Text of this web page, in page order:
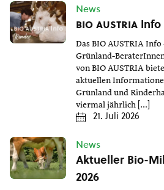
News
bio austria Info
Das BIO AUSTRIA
Grünland-
von BIO AUSTRIA
aktuellen
Grünland und
viermal jährlich […]
21. Juli 2026
News
Aktueller Bio-
2026